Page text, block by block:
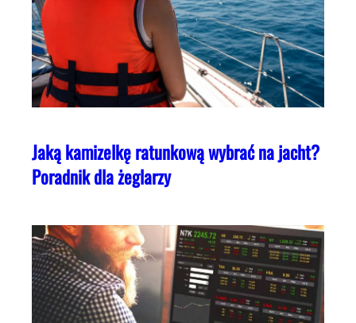
Jaką kamizelkę ratunkową wybrać na jacht?
Poradnik dla żeglarzy